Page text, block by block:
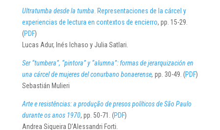
Ultratumba desde la tumba . Representaciones de la cárcel y
experiencias de lectura en contextos de encierro, pp. 15-29.
(PDF)
Lucas Adur, Inés Ichaso y Julia Satlari.
Ser “tumbera”, “pintora” y “alumna”: formas de jerarquización en
una cárcel de mujeres del conurbano bonaerense, pp. 30-49. (PDF)
Sebastián Mulieri
Arte e resistências: a produção de presos políticos de São Paulo
durante os anos 1970, pp. 50-71. (PDF)
Andrea Siqueira D’Alessandri Forti.